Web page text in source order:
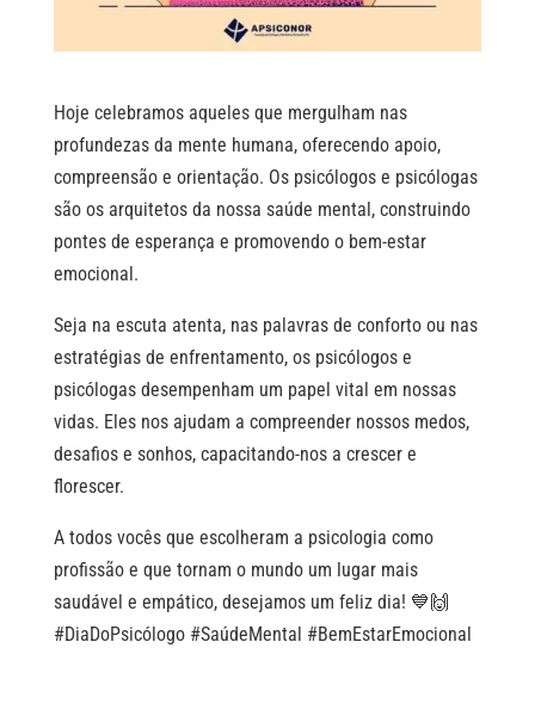
Hoje celebramos aqueles que mergulham nas
profundezas da mente humana, oferecendo apoio,
compreensão e orientação. Os psicólogos e psicólogas
são os arquitetos da nossa saúde mental, construindo
pontes de esperança e promovendo o bem-estar
emocional.
Seja na escuta atenta, nas palavras de conforto ou nas
estratégias de enfrentamento, os psicólogos e
psicólogas desempenham um papel vital em nossas
vidas. Eles nos ajudam a compreender nossos medos,
desafios e sonhos, capacitando-nos a crescer e
florescer.
A todos vocês que escolheram a psicologia como
profissão e que tornam o mundo um lugar mais
saudável e empático, desejamos um feliz dia! 💙🙌
#DiaDoPsicólogo #SaúdeMental #BemEstarEmocional